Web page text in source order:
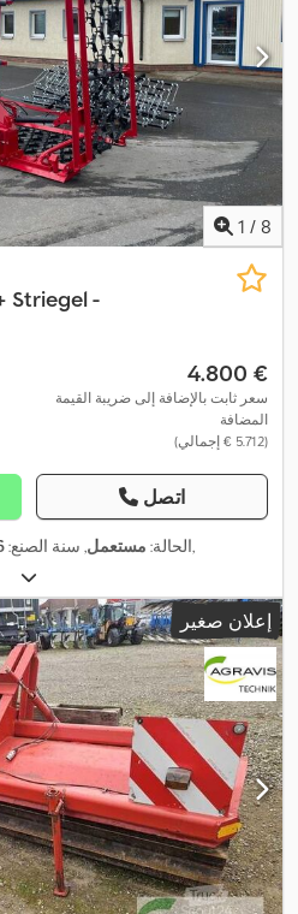
1 / 8
Striegel -
‏4.800 €
سعر ثابت بالإضافة إلى ضريبة القيمة
المضافة
(‏5.712 € إجمالي)
اتصل
الحالة: مستعمل, سنة الصنع: ,
إعلان صغير